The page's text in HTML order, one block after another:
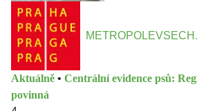
Aktuálně • Centrální evidence psů:
povinná